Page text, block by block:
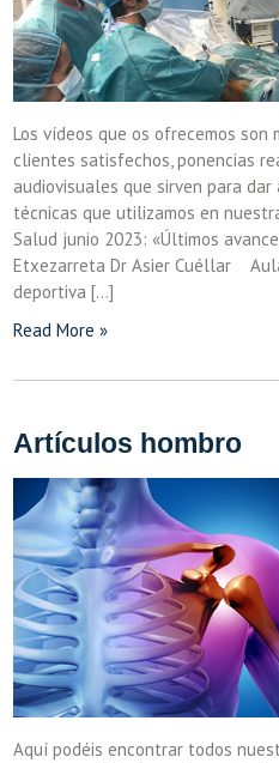
Los vídeos que os ofrecemos son
clientes satisfechos, ponencias
audiovisuales que sirven para
técnicas que utilizamos en
Salud junio 2023: «Últimos
Etxezarreta Dr Asier Cuéllar
deportiva […]
Read More »
Artículos hombro
Aquí podéis encontrar todos